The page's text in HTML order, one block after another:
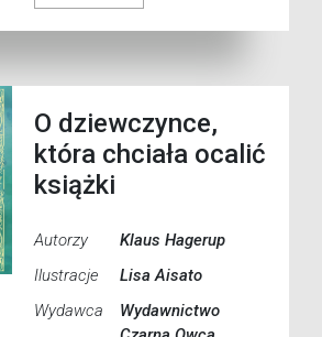
O dziewczynce,
która chciała ocalić
książki
Autorzy
Klaus Hagerup
Ilustracje
Lisa Aisato
Wydawca
Wydawnictwo